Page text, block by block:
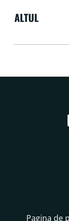
ALTUL
Pagina de